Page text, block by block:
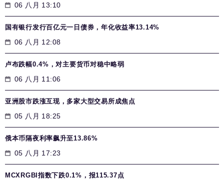
06 八月 13:10
国有银行发行百亿元一日债券，年化收益率13.14%
06 八月 12:08
卢布跌幅0.4%，对主要货币对稳中略弱
06 八月 11:06
亚洲股市跌涨互现，多家大型交易所成焦点
05 八月 18:25
俄本币隔夜利率飙升至13.86%
05 八月 17:23
MCXRGBI指数下跌0.1%，报115.37点